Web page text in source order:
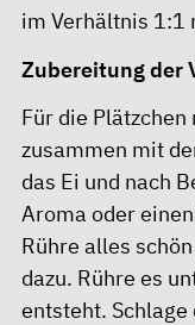
im Verhältnis 1:1
Zubereitung der
Für die
zusammen mit
das Ei und nach
Aroma oder
Rühre alles
dazu. Rühre es
entsteht.